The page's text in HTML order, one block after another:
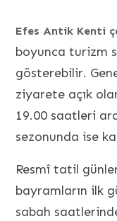
Efes Antik Kenti
boyunca turizm
gösterebilir.
ziyarete açık
19.00 saatleri
sezonunda ise
Resmî tatil
bayramların ilk
sabah